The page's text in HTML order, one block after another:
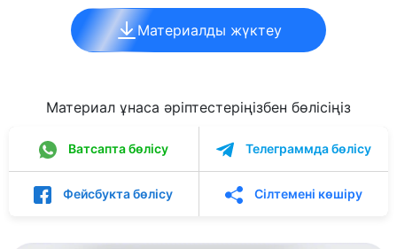
Материалды жүктеу
Материал ұнаса әріптестеріңізбен бөлісіңіз
Ватсапта бөлісу Телеграммда бөлісу
Фейсбукта бөлісу Сілтемені көшіру